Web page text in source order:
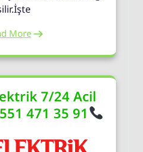
More
7/24 Acil
471 35 91